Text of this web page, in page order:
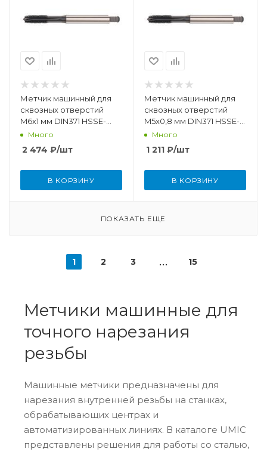
Метчик машинный для
сквозных отверстий
M6x1 мм DIN371 HSSE-
PM/TiCN
Много
2 474 ₽/шт
В КОРЗИНУ
Метчик машинный для
сквозных отверстий
M5x0,8 мм DIN371 HSSE-
TiCNМного
1 211 ₽/шт
В КОРЗИНУ
ПОКАЗАТЬ ЕЩЕ
1 2 3 15
Метчики машинные для
точного нарезания
резьбы
Машинные метчики предназначены для
нарезания внутренней резьбы на станках,
обрабатывающих центрах и
автоматизированных линиях. В каталоге UMIC
представлены решения для работы со сталью,